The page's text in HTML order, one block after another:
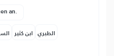
an.
ابن كثير الطبري